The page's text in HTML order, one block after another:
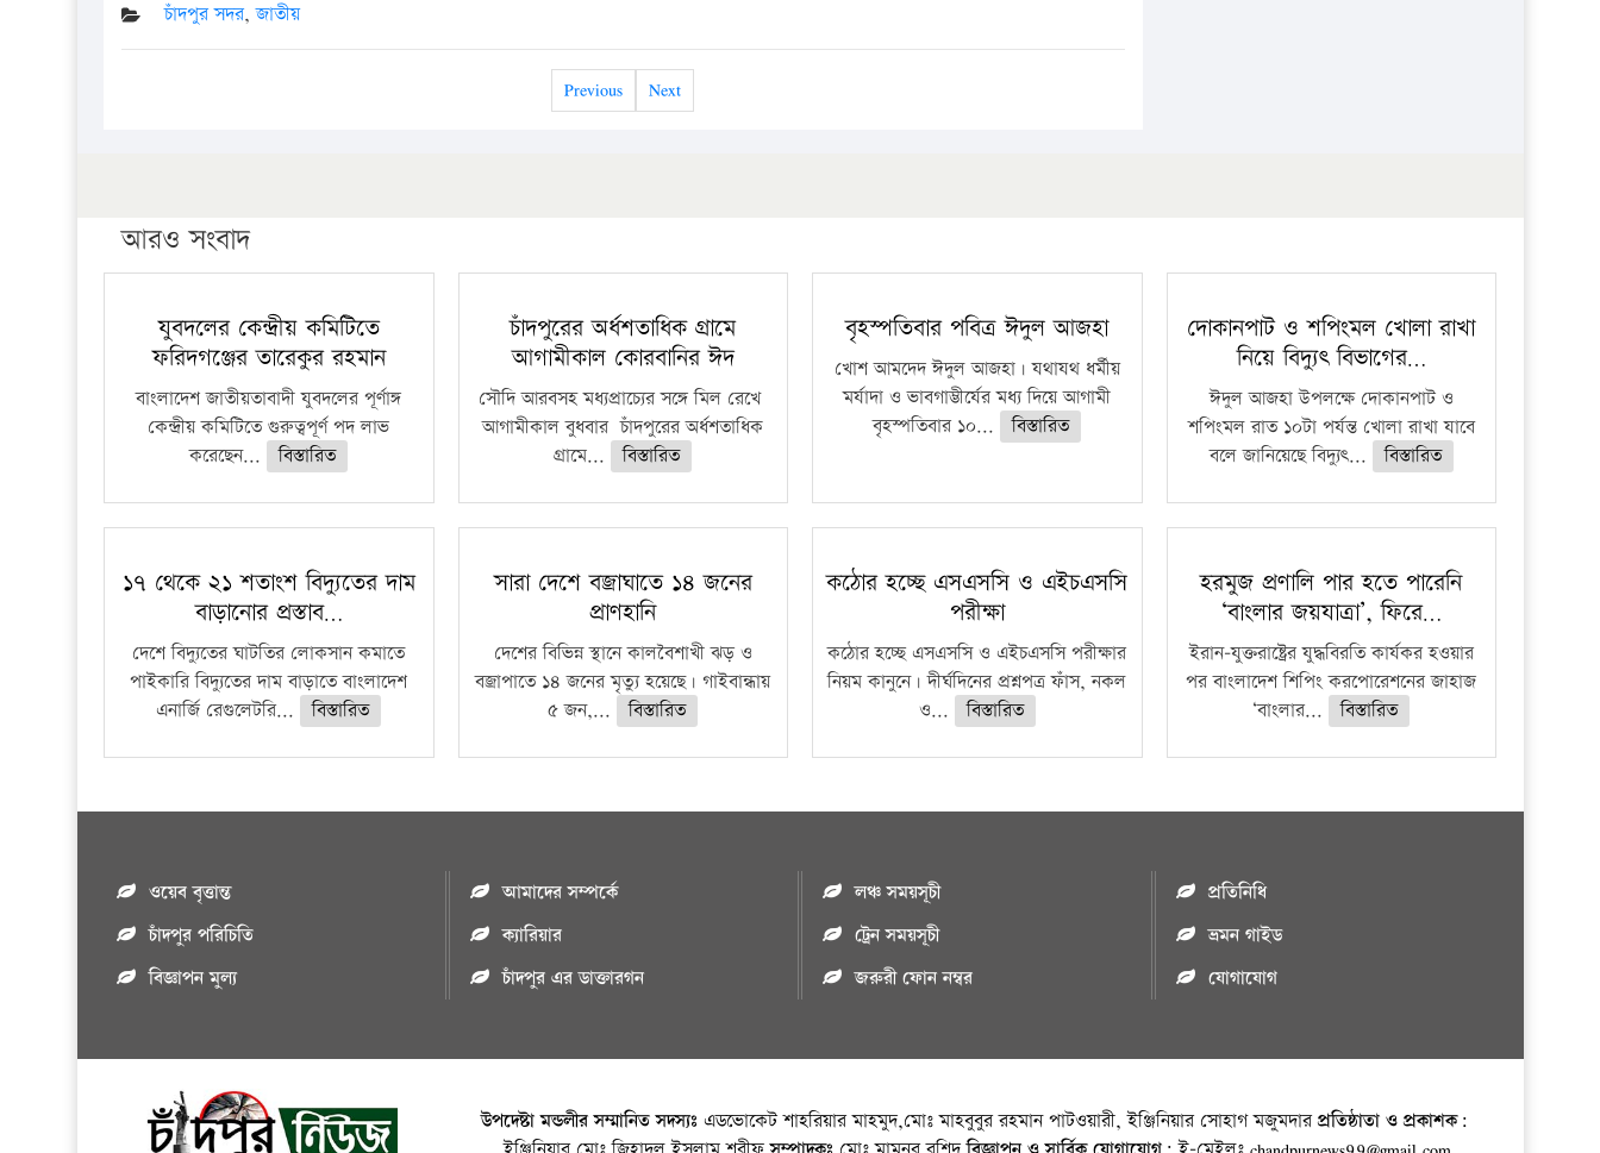
চাঁদপুর সদর,জাতীয়
Previous Next
আরও সংবাদ
যুবদলের কেন্দ্রীয় কমিটিতে
ফরিদগঞ্জের তারেকুর রহমান
বাংলাদেশ জাতীয়তাবাদী যুবদলের পূর্ণাঙ্গ
কেন্দ্রীয় কমিটিতে গুরুত্বপূর্ণ পদ লাভ
করেছেন...
বিস্তারিত
চাঁদপুরের অর্ধশতাধিক গ্রামে
আগামীকাল কোরবানির ঈদ
সৌদি আরবসহ মধ্যপ্রাচ্যের সঙ্গে মিল রেখে
আগামীকাল বুধবার চাঁদপুরের অর্ধশতাধিক
গ্রামে...
বিস্তারিত
বৃহস্পতিবার পবিত্র ঈদুল আজহা
খোশ আমদেদ ঈদুল আজহা। যথাযথ ধর্মীয়
মর্যাদা ও ভাবগাম্ভীর্যের মধ্য দিয়ে আগামী
বৃহস্পতিবার ১০...
বিস্তারিত
দোকানপাট ও শপিংমল খোলা রাখা
নিয়ে বিদ্যুৎ বিভাগের…
ঈদুল আজহা উপলক্ষে দোকানপাট ও
শপিংমল রাত ১০টা পর্যন্ত খোলা রাখা যাবে
বলে জানিয়েছে বিদ্যুৎ...
বিস্তারিত
১৭ থেকে ২১ শতাংশ বিদ্যুতের দাম
বাড়ানোর প্রস্তাব…
দেশে বিদ্যুতের ঘাটতির লোকসান কমাতে
পাইকারি বিদ্যুতের দাম বাড়াতে বাংলাদেশ
এনার্জি রেগুলেটরি...
বিস্তারিত
সারা দেশে বজ্রাঘাতে ১৪ জনের
প্রাণহানি
দেশের বিভিন্ন স্থানে কালবৈশাখী ঝড় ও
বজ্রাপাতে ১৪ জনের মৃত্যু হয়েছে। গাইবান্ধায়
৫ জন,...
বিস্তারিত
কঠোর হচ্ছে এসএসসি ও এইচএসসি
পরীক্ষা
কঠোর হচ্ছে এসএসসি ও এইচএসসি পরীক্ষার
নিয়ম কানুনে। দীর্ঘদিনের প্রশ্নপত্র ফাঁস, নকল
ও...
বিস্তারিত
হরমুজ প্রণালি পার হতে পারেনি
‘বাংলার জয়যাত্রা’, ফিরে…
ইরান-যুক্তরাষ্ট্রের যুদ্ধবিরতি কার্যকর হওয়ার
পর বাংলাদেশ শিপিং করপোরেশনের জাহাজ
‘বাংলার...
বিস্তারিত
ওয়েব বৃত্তান্ত
চাঁদপুর পরিচিতি
বিজ্ঞাপন মুল্য
আমাদের সম্পর্কে
ক্যারিয়ার
চাঁদপুর এর ডাক্তারগন
লঞ্চ সময়সূচী
ট্রেন সময়সূচী
জরুরী ফোন নম্বর
প্রতিনিধি
ভ্রমন গাইড
যোগাযোগ
উপদেষ্টা মন্ডলীর সম্মানিত সদস্যঃ এডভোকেট শাহরিয়ার মাহমুদ,মোঃ মাহবুবুর রহমান পাটওয়ারী, ইঞ্জিনিয়ার সোহাগ মজুমদারপ্রতিষ্ঠাতা ও প্রকাশক: